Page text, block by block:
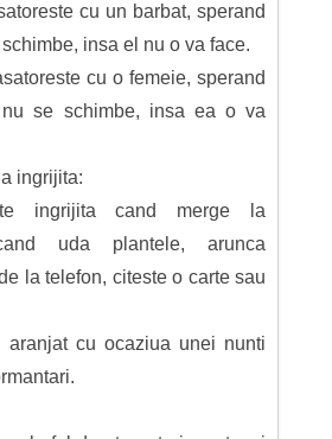
cu un barbat, sperand
insa el nu o va face.
cu o femeie, sperand
se schimbe, insa ea o va
ingrijita:
ingrijita cand merge la
uda plantele, arunca
la telefon, citeste o carte sau
cu ocaziua unei nunti